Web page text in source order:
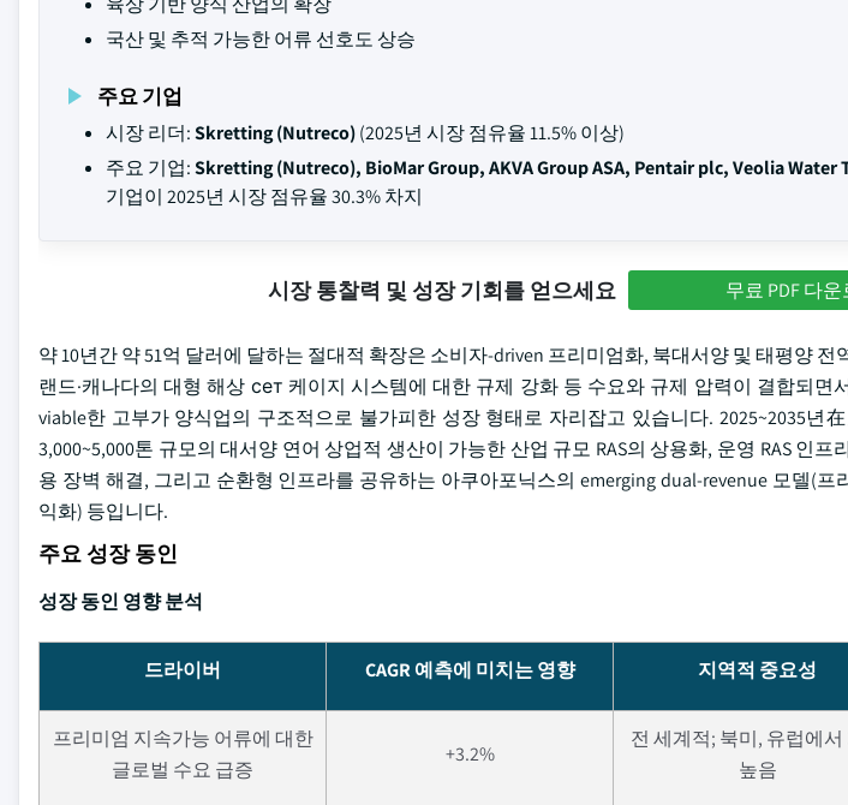
국산 및 추적 가능한 어류 선호도 상승
주요 기업
시장 리더:Skretting (Nutreco)(2025년 시장 점유율 11.5% 이상)
주요 기업:Skretting (Nutreco), BioMar Group, AKVA Group ASA, Pentair plc, Veolia
기업이 2025년 시장 점유율 30.3% 차지
시장 통찰력 및 성장 기회를 얻으세요 무료 PDF 다
약 10년간 약 51억 달러에 달하는 절대적 확장은 소비자-driven 프리미엄화, 북대서양 및 태평양 전
랜드·캐나다의 대형 해상 сет 케이지 시스템에 대한 규제 강화 등 수요와 규제 압력이 결합되면
viable한 고부가 양식업의 구조적으로 불가피한 성장 형태로 자리잡고 있습니다. 2025~2035
3,000~5,000톤 규모의 대서양 연어 상업적 생산이 가능한 산업 규모 RAS의 상용화, 운영 RAS 인
용 장벽 해결, 그리고 순환형 인프라를 공유하는 아쿠아포닉스의 emerging dual-revenue 모델(
익화) 등입니다.
주요 성장 동인
성장 동인 영향 분석
드라이버 CAGR 예측에 미치는 영향 지역적 중요성
프리미엄 지속가능 어류에 대한
글로벌 수요 급증
+3.2%
전 세계적; 북미, 유럽에서
높음